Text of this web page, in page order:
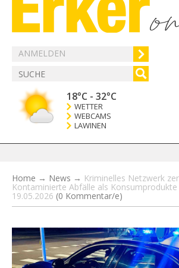
ANMELDEN
18°C - 32°C
WETTER
WEBCAMS
LAWINEN
Home → News → Kriminelles Netzwerk
Kontaminierte Abfälle als
19.05.2026 (0 Kommentar/e)